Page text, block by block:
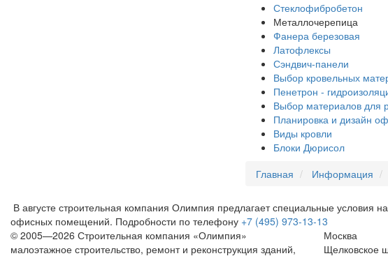
Стеклофибробетон
Металлочерепица
Фанера березовая
Латофлексы
Сэндвич-панели
Выбор кровельных
Пенетрон -
Выбор материалов для
Планировка и дизайн
Виды кровли
Блоки Дюрисол
Главная
Информация
В августе строительная компания Олимпия предлагает специальные условия
офисных помещений. Подробности по телефону +7 (495) 973-13-13
© 2005—2026 Строительная компания «Олимпия»
малоэтажное строительство, ремонт и реконструкция зданий,
Москва
Щелковское